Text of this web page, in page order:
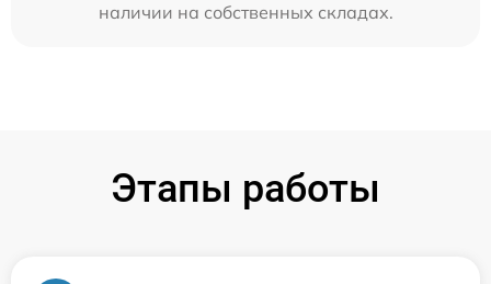
наличии на собственных складах.
Этапы работы